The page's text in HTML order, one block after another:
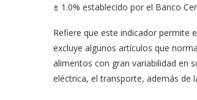
± 1.0% establecido por el Banco
Refiere que este indicador permite
excluye algunos artículos que
alimentos con gran variabilidad en
eléctrica, el transporte, además de